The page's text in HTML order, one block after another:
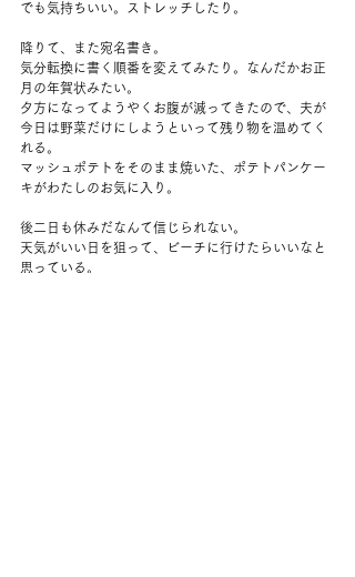
でも気持ちいい。ストレッチしたり。
降りて、また宛名書き。
気分転換に書く順番を変えてみたり。なんだかお正
月の年賀状みたい。
夕方になってようやくお腹が減ってきたので、夫が
今日は野菜だけにしようといって残り物を温めてく
れる。
マッシュポテトをそのまま焼いた、ポテトパンケー
キがわたしのお気に入り。
後二日も休みだなんて信じられない。
天気がいい日を狙って、ビーチに行けたらいいなと
思っている。